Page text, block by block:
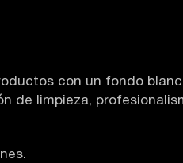
con un fondo
de limpieza,